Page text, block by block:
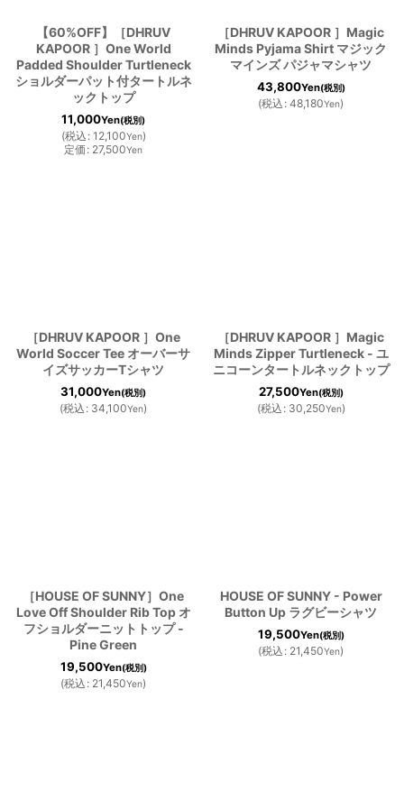
【60%OFF】［DHRUV
KAPOOR ］One World
Padded Shoulder Turtleneck
ショルダーパット付タートルネ
ックトップ
11,000Yen(税別)
(税込 : 12,100Yen)
定価 : 27,500Yen
［DHRUV KAPOOR ］Magic
Minds Pyjama Shirt マジック
マインズ パジャマシャツ
43,800Yen(税別)
(税込 : 48,180Yen)
［DHRUV KAPOOR ］One
World Soccer Tee オーバーサ
イズサッカーTシャツ
31,000Yen(税別)
(税込 : 34,100Yen)
［DHRUV KAPOOR ］Magic
Minds Zipper Turtleneck - ユ
ニコーンタートルネックトップ
27,500Yen(税別)
(税込 : 30,250Yen)
［HOUSE OF SUNNY］One
Love Off Shoulder Rib Top オ
フショルダーニットトップ -
Pine Green
19,500Yen(税別)
(税込 : 21,450Yen)
HOUSE OF SUNNY - Power
Button Up ラグビーシャツ
19,500Yen(税別)
(税込 : 21,450Yen)